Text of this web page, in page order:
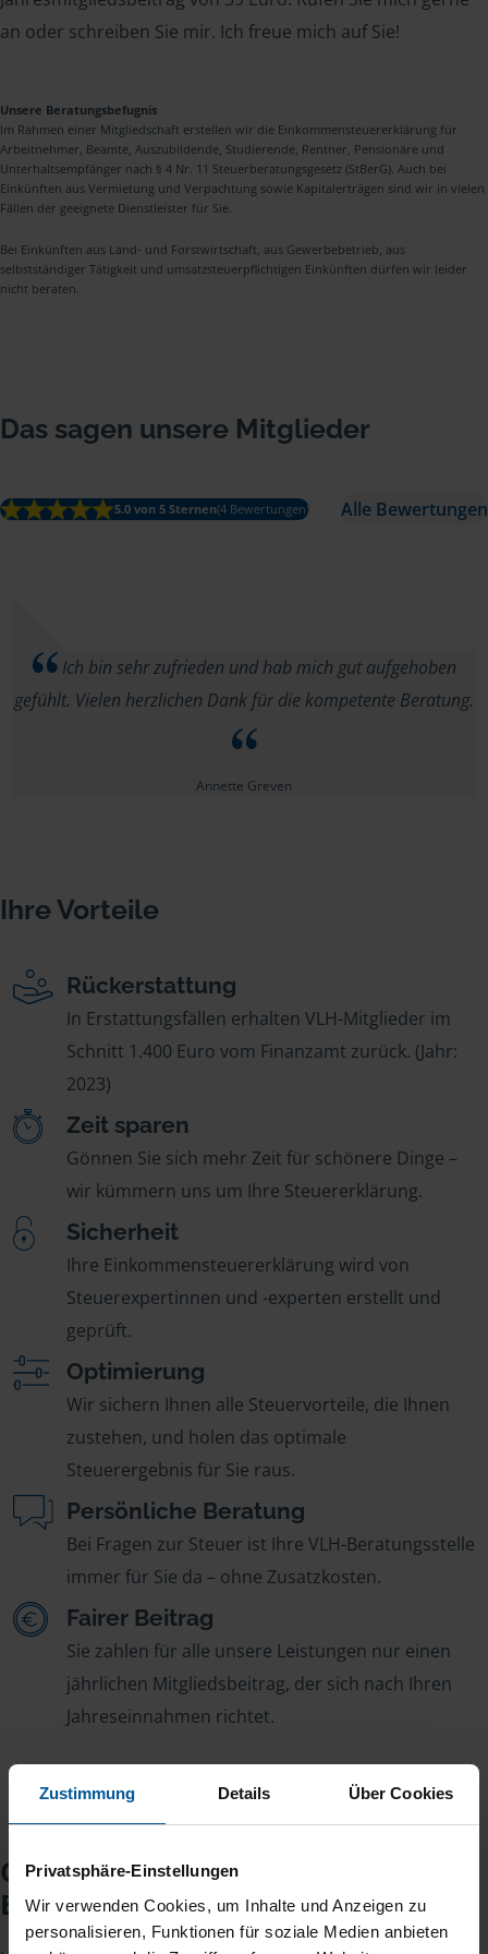
Zustimmung Details Über Cookies
Privatsphäre-Einstellungen
Wir verwenden Cookies, um Inhalte und Anzeigen zu
personalisieren, Funktionen für soziale Medien anbieten
an oder schreiben Sie mir. Ich freue mich auf Sie!
Unsere Beratungsbefugnis
Im Rahmen einer Mitgliedschaft erstellen wir die Einkommensteuererklärung für
Arbeitnehmer, Beamte, Auszubildende, Studierende, Rentner, Pensionäre und
Unterhaltsempfänger nach § 4 Nr. 11 Steuerberatungsgesetz (StBerG). Auch bei
Einkünften aus Vermietung und Verpachtung sowie Kapitalerträgen sind wir in vielen
Fällen der geeignete Dienstleister für Sie.
Bei Einkünften aus Land- und Forstwirtschaft, aus Gewerbebetrieb, aus
selbstständiger Tätigkeit und umsatzsteuerpflichtigen Einkünften dürfen wir leider
nicht beraten.
Das sagen unsere Mitglieder
5.0 von 5 Sternen(4 Bewertungen) Alle Bewertungen
Ich bin sehr zufrieden und hab mich gut aufgehoben
gefühlt. Vielen herzlichen Dank für die kompetente Beratung.
Annette Greven
Ihre Vorteile
Rückerstattung
In Erstattungsfällen erhalten VLH-Mitglieder im
Schnitt 1.400 Euro vom Finanzamt zurück. (Jahr:
2023)
Zeit sparen
Gönnen Sie sich mehr Zeit für schönere Dinge –
wir kümmern uns um Ihre Steuererklärung.
Sicherheit
Ihre Einkommensteuererklärung wird von
Steuerexpertinnen und -experten erstellt und
geprüft.
Optimierung
Wir sichern Ihnen alle Steuervorteile, die Ihnen
zustehen, und holen das optimale
Steuerergebnis für Sie raus.
Persönliche Beratung
Bei Fragen zur Steuer ist Ihre VLH-Beratungsstelle
immer für Sie da – ohne Zusatzkosten.
Fairer Beitrag
Sie zahlen für alle unsere Leistungen nur einen
jährlichen Mitgliedsbeitrag, der sich nach Ihren
Jahreseinnahmen richtet.
Checkliste für Ihr
Beratungsgespräch